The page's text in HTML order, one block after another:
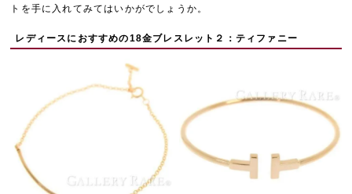
トを手に入れてみてはいかがでしょうか。
レディースにおすすめの18金ブレスレット２：ティファニー